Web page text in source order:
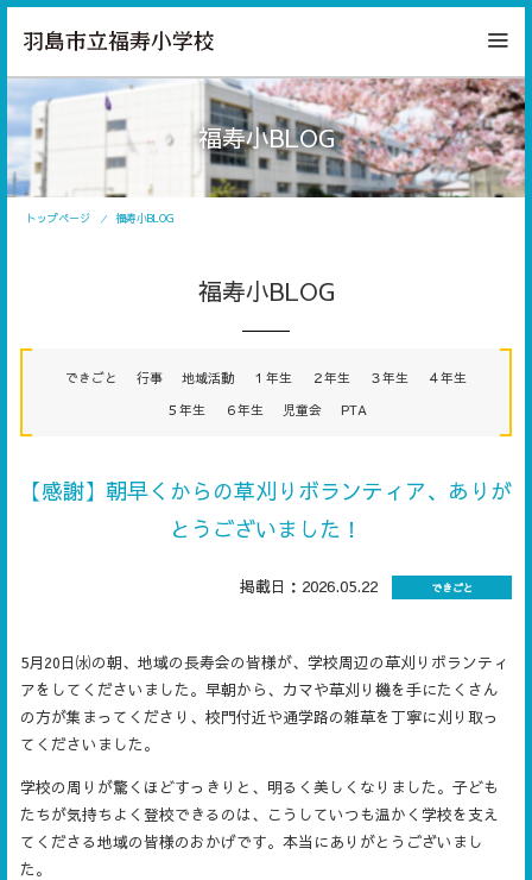
福寿小BLOG
トップページ 福寿小BLOG
福寿小BLOG
できごと 行事 地域活動 １年生 ２年生 ３年生
４年生
５年生
６年生 児童会 PTA
【感謝】朝早くからの草刈りボランティア、ありが
とうございました！
掲載日：2026.05.22 できごと
5月20日㈬の朝、地域の長寿会の皆様が、学校周辺の草刈りボランティ
アをしてくださいました。早朝から、カマや草刈り機を手にたくさん
の方が集まってくださり、校門付近や通学路の雑草を丁寧に刈り取っ
てくださいました。
学校の周りが驚くほどすっきりと、明るく美しくなりました。子ども
たちが気持ちよく登校できるのは、こうしていつも温かく学校を支え
てくださる地域の皆様のおかげです。本当にありがとうございまし
た。